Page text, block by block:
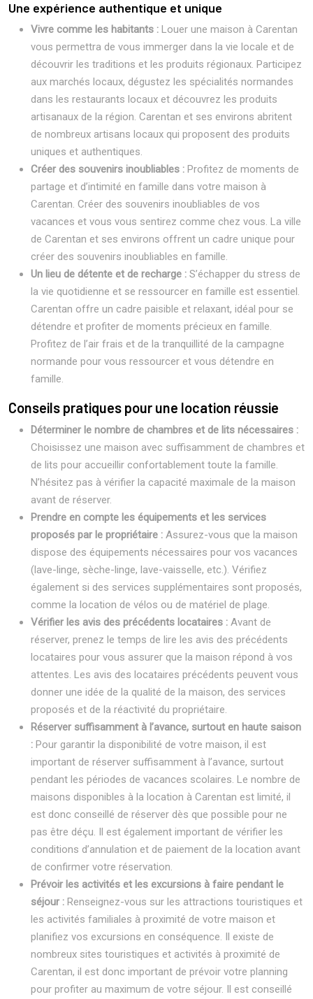
Une expérience authentique et unique
Vivre comme les habitants : Louer une maison à Carentan
vous permettra de vous immerger dans la vie locale et de
découvrir les traditions et les produits régionaux. Participez
aux marchés locaux, dégustez les spécialités normandes
dans les restaurants locaux et découvrez les produits
artisanaux de la région. Carentan et ses environs abritent
de nombreux artisans locaux qui proposent des produits
uniques et authentiques.
Créer des souvenirs inoubliables : Profitez de moments de
partage et d’intimité en famille dans votre maison à
Carentan. Créer des souvenirs inoubliables de vos
vacances et vous vous sentirez comme chez vous. La ville
de Carentan et ses environs offrent un cadre unique pour
créer des souvenirs inoubliables en famille.
Un lieu de détente et de recharge : S’échapper du stress de
la vie quotidienne et se ressourcer en famille est essentiel.
Carentan offre un cadre paisible et relaxant, idéal pour se
détendre et profiter de moments précieux en famille.
Profitez de l’air frais et de la tranquillité de la campagne
normande pour vous ressourcer et vous détendre en
famille.
Conseils pratiques pour une location réussie
Déterminer le nombre de chambres et de lits nécessaires :
Choisissez une maison avec suffisamment de chambres et
de lits pour accueillir confortablement toute la famille.
N’hésitez pas à vérifier la capacité maximale de la maison
avant de réserver.
Prendre en compte les équipements et les services
proposés par le propriétaire : Assurez-vous que la maison
dispose des équipements nécessaires pour vos vacances
(lave-linge, sèche-linge, lave-vaisselle, etc.). Vérifiez
également si des services supplémentaires sont proposés,
comme la location de vélos ou de matériel de plage.
Vérifier les avis des précédents locataires : Avant de
réserver, prenez le temps de lire les avis des précédents
locataires pour vous assurer que la maison répond à vos
attentes. Les avis des locataires précédents peuvent vous
donner une idée de la qualité de la maison, des services
proposés et de la réactivité du propriétaire.
Réserver suffisamment à l’avance, surtout en haute saison
: Pour garantir la disponibilité de votre maison, il est
important de réserver suffisamment à l’avance, surtout
pendant les périodes de vacances scolaires. Le nombre de
maisons disponibles à la location à Carentan est limité, il
est donc conseillé de réserver dès que possible pour ne
pas être déçu. Il est également important de vérifier les
conditions d’annulation et de paiement de la location avant
de confirmer votre réservation.
Prévoir les activités et les excursions à faire pendant le
séjour : Renseignez-vous sur les attractions touristiques et
les activités familiales à proximité de votre maison et
planifiez vos excursions en conséquence. Il existe de
nombreux sites touristiques et activités à proximité de
Carentan, il est donc important de prévoir votre planning
pour profiter au maximum de votre séjour. Il est conseillé